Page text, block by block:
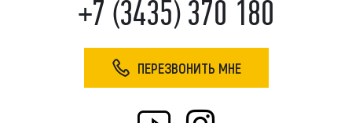
+7 (3435) 370 180
ПЕРЕЗВОНИТЬ МНЕ